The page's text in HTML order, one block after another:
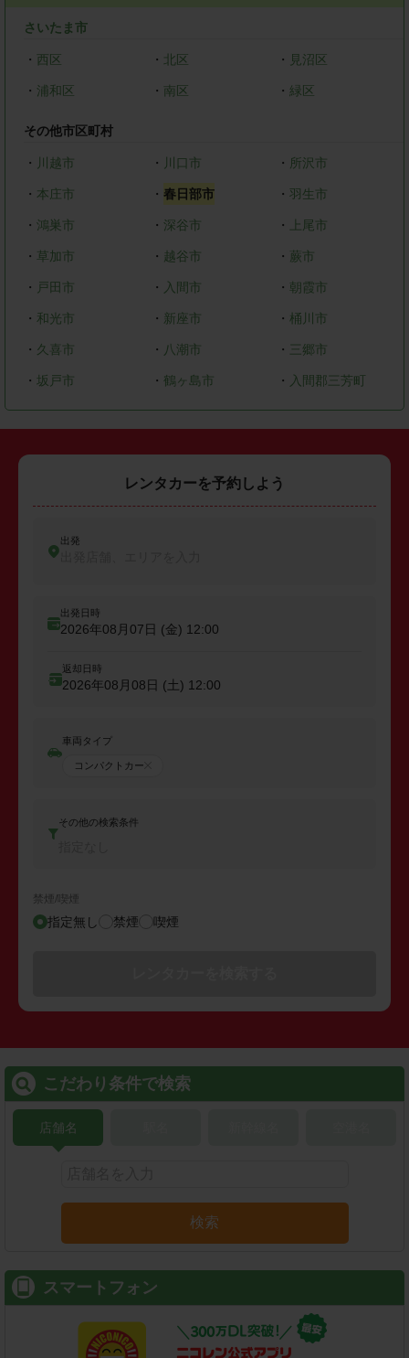
さいたま市
・ 西区 ・ 北区 ・ 見沼区
・ 浦和区 ・ 南区 ・ 緑区
その他市区町村
・ 川越市 ・ 川口市 ・ 所沢市
・ 本庄市 ・ 春日部市 ・羽生市
・ 鴻巣市 ・ 深谷市 ・ 上尾市
・ 草加市 ・ 越谷市 ・ 蕨市
・ 戸田市 ・ 入間市 ・ 朝霞市
・ 和光市 ・ 新座市 ・ 桶川市
・ 久喜市 ・ 八潮市 ・ 三郷市
・ 坂戸市 ・ 鶴ヶ島市 ・ 入間郡三芳町
レンタカーを予約しよう
出発
出発日時
2026年08月07日 (金) 12:00
返却日時
2026年08月08日 (土) 12:00
車両タイプ
コンパクトカー
その他の検索条件
禁煙/喫煙
指定無し 禁煙 喫煙
こだわり条件で検索
店舗名
検索
スマートフォン